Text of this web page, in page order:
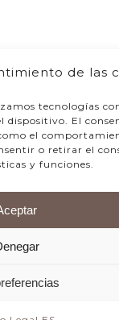
de las
tecnologías
dispositivo. El
el
o retirar el
y funciones.